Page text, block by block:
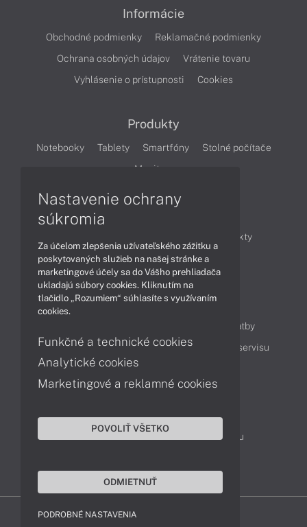
Informácie
Obchodné podmienky
Reklamačné podmienky
Ochrana osobných údajov
Vrátenie tovaru
Vyhlásenie o prístupnosti
Cookies
Produkty
Notebooky Tablety Smartfóny
Stolné počítače
Monitory
Produkty
Technológie
Videá
Obsah
Možnosti doručenia a platby
Podpora a servis
Servisné služby Cenník servisu
Kontakty
043 4224 771
Obchodné oddelenie
Reklamácia tovaru
Nastavenie ochrany
súkromia
Za účelom zlepšenia užívateľského zážitku a
poskytovaných služieb na našej stránke a
marketingové účely sa do Vášho prehliadača
ukladajú súbory cookies. Kliknutím na
tlačidlo „Rozumiem“ súhlasíte s využívaním
cookies.
Funkčné a technické cookies
Analytické cookies
Marketingové a reklamné cookies
POVOLIŤ VŠETKO
ODMIETNUŤ
PODROBNÉ NASTAVENIA